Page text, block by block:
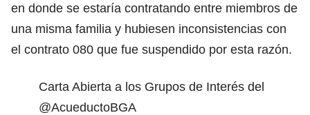
en donde se estaría contratando entre miembros de
una misma familia y hubiesen inconsistencias con
el contrato 080 que fue suspendido por esta razón.
Carta Abierta a los Grupos de Interés del
@AcueductoBGA